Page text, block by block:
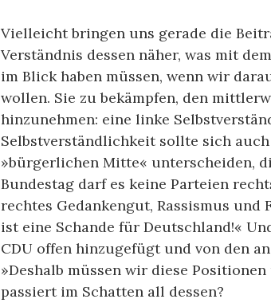
Vielleicht bringen uns gerade die
Verständnis dessen näher, was mit
im Blick haben müssen, wenn wir
wollen. Sie zu bekämpfen, den
hinzunehmen: eine linke
Selbstverständlichkeit sollte sich
»bürgerlichen Mitte« unterscheiden,
Bundestag darf es keine Parteien
rechtes Gedankengut, Rassismus
ist eine Schande für Deutschland!«
CDU offen hinzugefügt und von den
»Deshalb müssen wir diese
passiert im Schatten all dessen?